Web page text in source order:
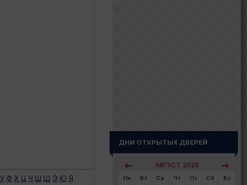
У Ф Х Ц Ч Ш Щ Э Ю Я
ДНИ ОТКРЫТЫХ ДВЕРЕЙ
АВГУСТ 2026
Пн Вт Ср Чт Пт Сб Вс